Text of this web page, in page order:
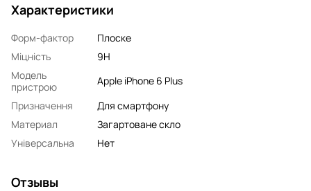
Характеристики
Форм-фактор
Плоске
Міцність
9H
Модель
пристрою
Apple iPhone 6 Plus
Призначення
Для смартфону
Материал
Загартоване скло
Універсальна
Нет
Отзывы